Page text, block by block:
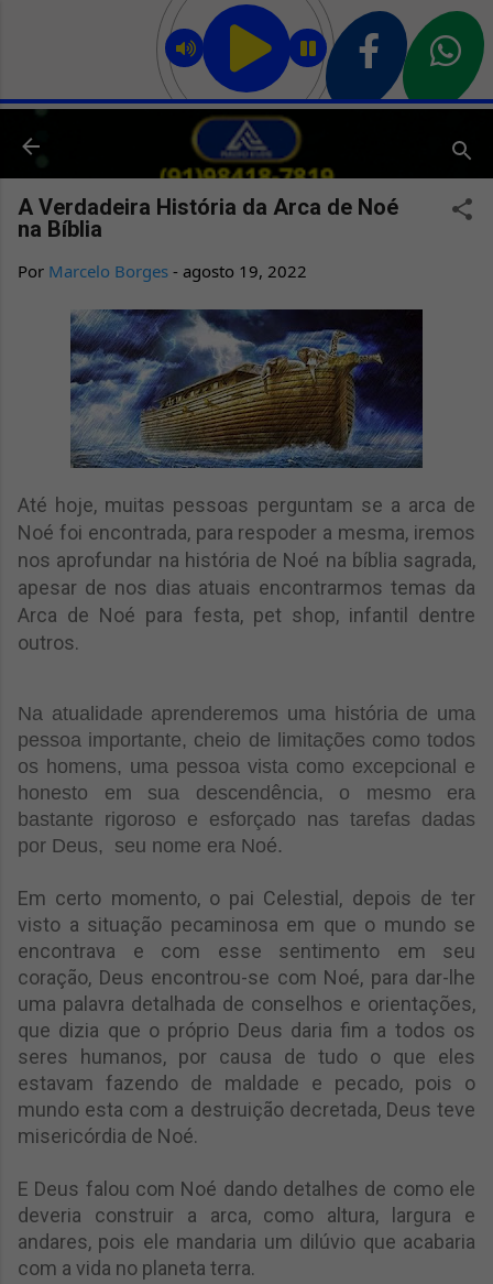
Pular para o conteúdo principal
A Verdadeira História da Arca de Noé
na Bíblia
Por Marcelo Borges - agosto 19, 2022
Até hoje, muitas pessoas perguntam se a arca de
Noé foi encontrada, para respoder a mesma, iremos
nos aprofundar na história de Noé na bíblia sagrada,
apesar de nos dias atuais encontrarmos temas da
Arca de Noé para festa, pet shop, infantil dentre
outros.
Na atualidade aprenderemos uma história de uma
pessoa importante, cheio de limitações como todos
os homens, uma pessoa vista como excepcional e
honesto em sua descendência, o mesmo era
bastante rigoroso e esforçado nas tarefas dadas
por Deus, seu nome era Noé.
Em certo momento, o pai Celestial, depois de ter
visto a situação pecaminosa em que o mundo se
encontrava e com esse sentimento em seu
coração, Deus encontrou-se com Noé, para dar-lhe
uma palavra detalhada de conselhos e orientações,
que dizia que o próprio Deus daria fim a todos os
seres humanos, por causa de tudo o que eles
estavam fazendo de maldade e pecado, pois o
mundo esta com a destruição decretada, Deus teve
misericórdia de Noé.
E Deus falou com Noé dando detalhes de como ele
deveria construir a arca, como altura, largura e
andares, pois ele mandaria um dilúvio que acabaria
com a vida no planeta terra.